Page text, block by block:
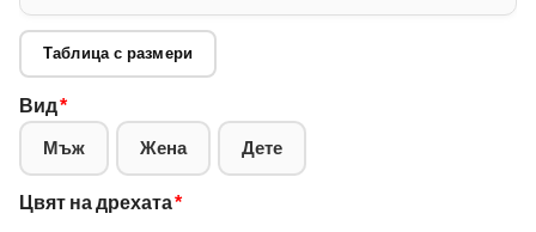
Таблица с размери
Вид*
Мъж Жена Дете
Цвят на дрехата*